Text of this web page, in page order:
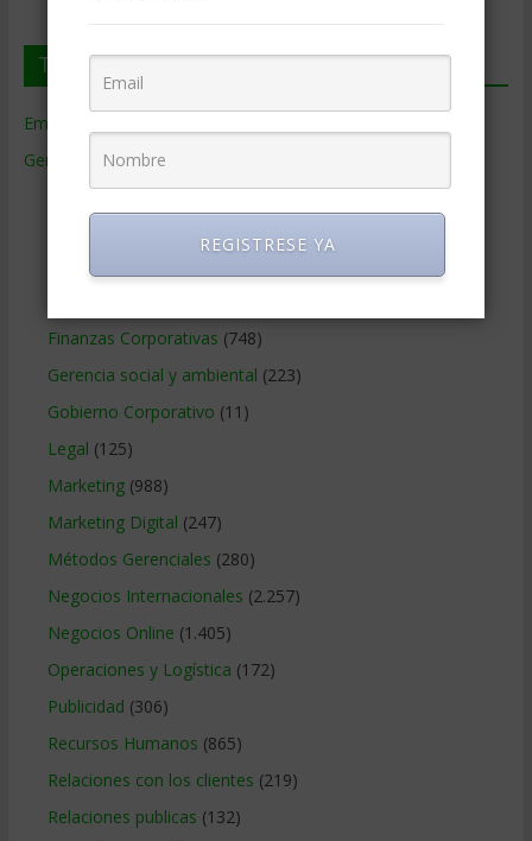
Temas de Gerencia
Empresas de Gerencia
Gerencia
(9.477)
Ciencias Económicas(80)
Finanzas Corporativas (748)
Gerencia social y ambiental (223)
Gobierno Corporativo (11)
Legal (125)
Marketing(988)
Marketing Digital (247)
Métodos Gerenciales (280)
Negocios Internacionales (2.257)
Negocios Online (1.405)
Operaciones y Logística (172)
Publicidad (306)
Recursos Humanos (865)
Relaciones con los clientes (219)
Relaciones publicas (132)
REGISTRESE YA